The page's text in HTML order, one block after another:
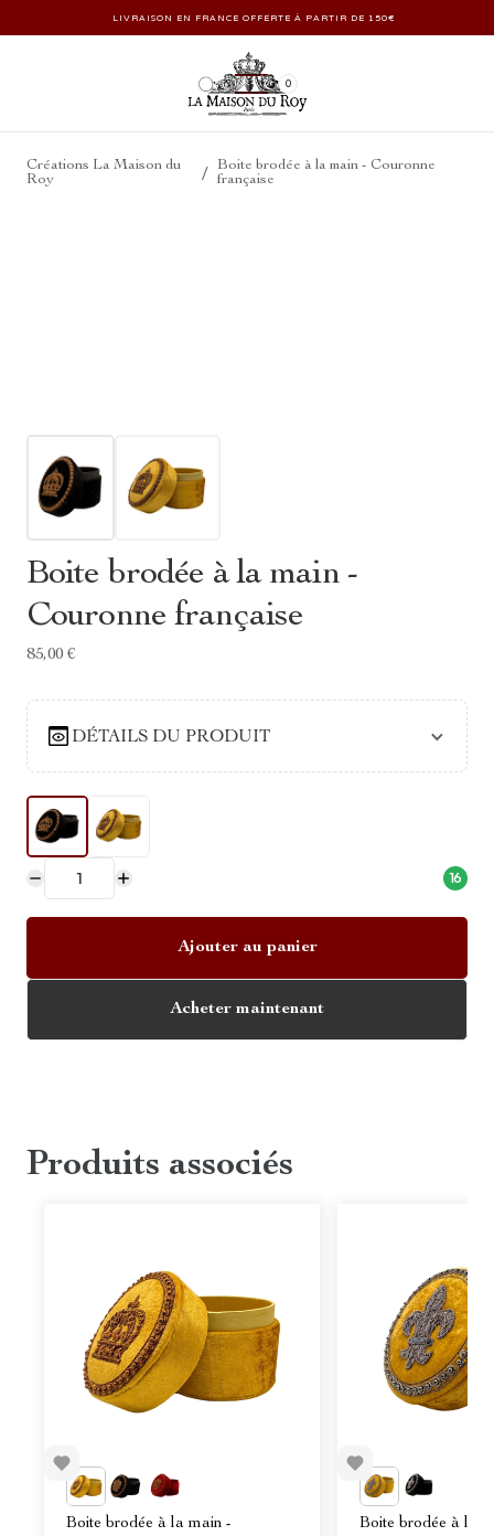
LIVRAISON EN FRANCE OFFERTE À PARTIR DE 150€
0
Créations La Maison du
Roy
/
Boite brodée à la main - Couronne
française
Boite brodée à la main -
Couronne française
85,00 €
DÉTAILS DU PRODUIT
16
Ajouter au panier
Acheter maintenant
Produits associés
Boite brodée à la main -
Boite brodée à la